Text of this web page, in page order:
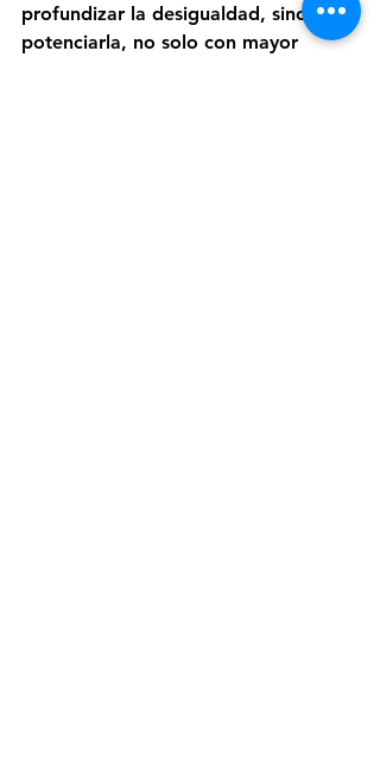
profundizar la desigualdad, sino
potenciarla, no solo con mayor